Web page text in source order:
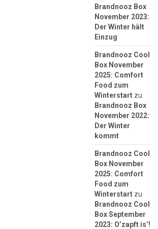
Brandnooz Box
November 2023:
Der Winter hält
Einzug
Brandnooz Cool
Box November
2025: Comfort
Food zum
Winterstartzu
Brandnooz Box
November 2022:
Der Winter
kommt
Brandnooz Cool
Box November
2025: Comfort
Food zum
Winterstartzu
Brandnooz Cool
Box September
2023: O’zapft is‘!